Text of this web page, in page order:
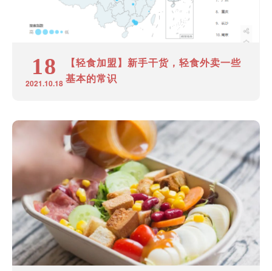
18
2021.10.18
【轻食加盟】新手干货，轻食外卖一些
基本的常识